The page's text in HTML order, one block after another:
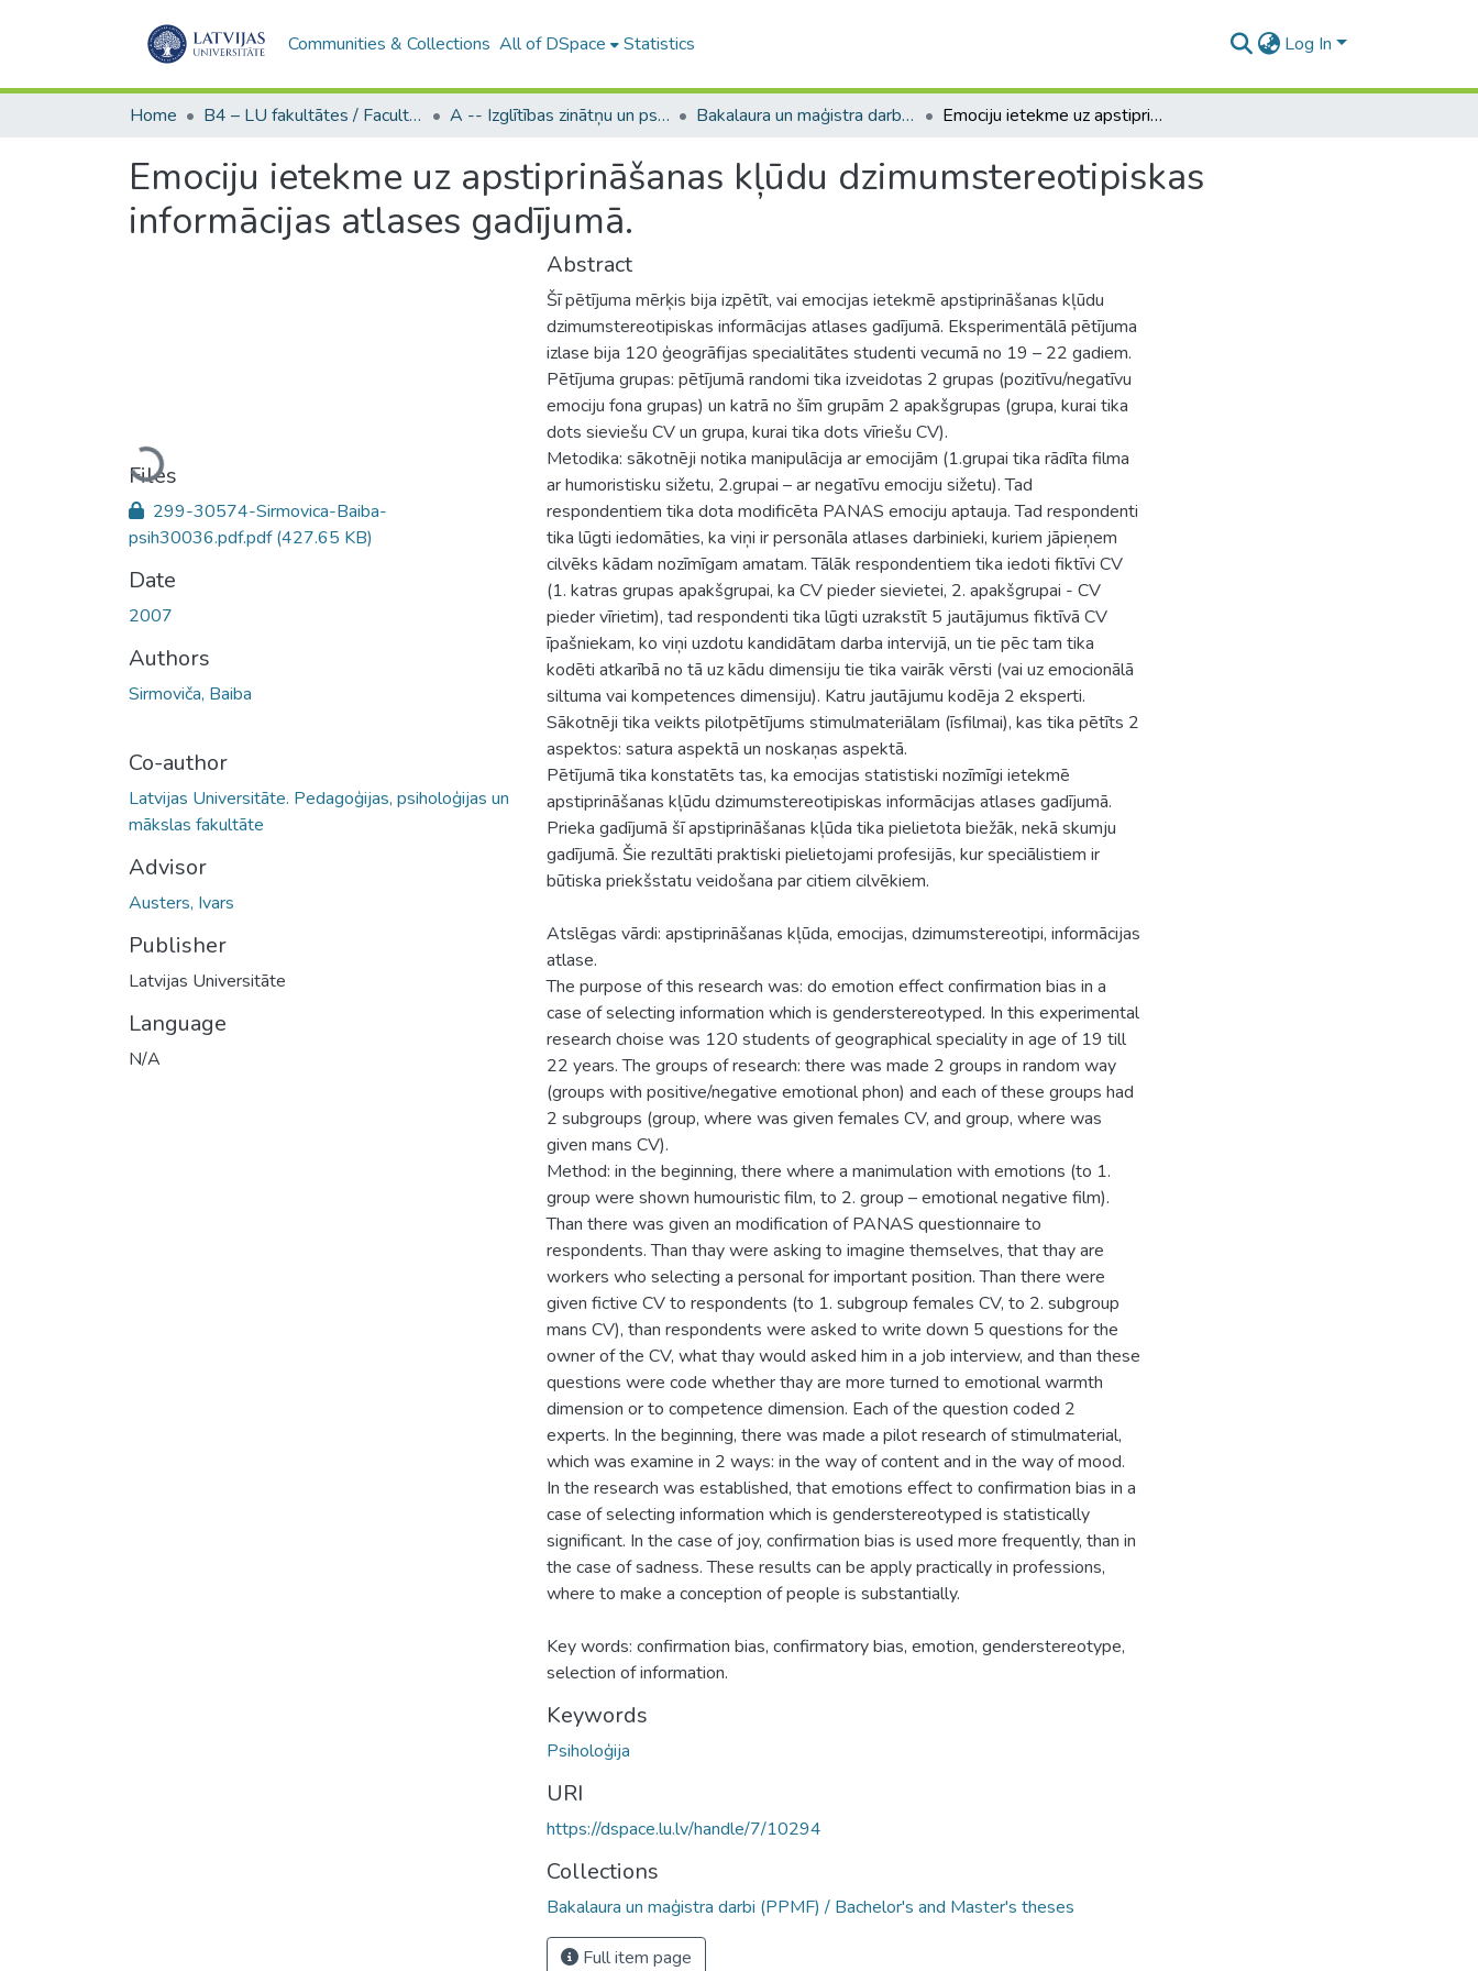
Communities & Collections All of DSpace Statistics Log In
Home B4 – LU fakultātes / Faculties of the UL A -- Izglītības zinātņu un psiholoģijas fakultāte / Faculty of Education Sciences and Psychology Bakalaura un maģistra darbi (PPMF) / Bachelor's and Master's theses Emociju ietekme uz apstiprināšanas kļūdu dzimumstereotipiskas informācijas atlases gadījumā.
Emociju ietekme uz apstiprināšanas kļūdu dzimumstereotipiskas
informācijas atlases gadījumā.
Loading...
Files
299-30574-Sirmovica-Baiba-
psih30036.pdf.pdf(427.65 KB)
Date
2007
Authors
Sirmoviča, Baiba
Co-author
Latvijas Universitāte. Pedagoģijas, psiholoģijas un
mākslas fakultāte
Advisor
Austers, Ivars
Publisher
Latvijas Universitāte
Language
N/A
Abstract
Šī pētījuma mērķis bija izpētīt, vai emocijas ietekmē apstiprināšanas kļūdu
dzimumstereotipiskas informācijas atlases gadījumā. Eksperimentālā pētījuma
izlase bija 120 ģeogrāfijas specialitātes studenti vecumā no 19 – 22 gadiem.
Pētījuma grupas: pētījumā randomi tika izveidotas 2 grupas (pozitīvu/negatīvu
emociju fona grupas) un katrā no šīm grupām 2 apakšgrupas (grupa, kurai tika
dots sieviešu CV un grupa, kurai tika dots vīriešu CV).
Metodika: sākotnēji notika manipulācija ar emocijām (1.grupai tika rādīta filma
ar humoristisku sižetu, 2.grupai – ar negatīvu emociju sižetu). Tad
respondentiem tika dota modificēta PANAS emociju aptauja. Tad respondenti
tika lūgti iedomāties, ka viņi ir personāla atlases darbinieki, kuriem jāpieņem
cilvēks kādam nozīmīgam amatam. Tālāk respondentiem tika iedoti fiktīvi CV
(1. katras grupas apakšgrupai, ka CV pieder sievietei, 2. apakšgrupai - CV
pieder vīrietim), tad respondenti tika lūgti uzrakstīt 5 jautājumus fiktīvā CV
īpašniekam, ko viņi uzdotu kandidātam darba intervijā, un tie pēc tam tika
kodēti atkarībā no tā uz kādu dimensiju tie tika vairāk vērsti (vai uz emocionālā
siltuma vai kompetences dimensiju). Katru jautājumu kodēja 2 eksperti.
Sākotnēji tika veikts pilotpētījums stimulmateriālam (īsfilmai), kas tika pētīts 2
aspektos: satura aspektā un noskaņas aspektā.
Pētījumā tika konstatēts tas, ka emocijas statistiski nozīmīgi ietekmē
apstiprināšanas kļūdu dzimumstereotipiskas informācijas atlases gadījumā.
Prieka gadījumā šī apstiprināšanas kļūda tika pielietota biežāk, nekā skumju
gadījumā. Šie rezultāti praktiski pielietojami profesijās, kur speciālistiem ir
būtiska priekšstatu veidošana par citiem cilvēkiem.
Atslēgas vārdi: apstiprināšanas kļūda, emocijas, dzimumstereotipi, informācijas
atlase.
The purpose of this research was: do emotion effect confirmation bias in a
case of selecting information which is genderstereotyped. In this experimental
research choise was 120 students of geographical speciality in age of 19 till
22 years. The groups of research: there was made 2 groups in random way
(groups with positive/negative emotional phon) and each of these groups had
2 subgroups (group, where was given females CV, and group, where was
given mans CV).
Method: in the beginning, there where a manimulation with emotions (to 1.
group were shown humouristic film, to 2. group – emotional negative film).
Than there was given an modification of PANAS questionnaire to
respondents. Than thay were asking to imagine themselves, that thay are
workers who selecting a personal for important position. Than there were
given fictive CV to respondents (to 1. subgroup females CV, to 2. subgroup
mans CV), than respondents were asked to write down 5 questions for the
owner of the CV, what thay would asked him in a job interview, and than these
questions were code whether thay are more turned to emotional warmth
dimension or to competence dimension. Each of the question coded 2
experts. In the beginning, there was made a pilot research of stimulmaterial,
which was examine in 2 ways: in the way of content and in the way of mood.
In the research was established, that emotions effect to confirmation bias in a
case of selecting information which is genderstereotyped is statistically
significant. In the case of joy, confirmation bias is used more frequently, than in
the case of sadness. These results can be apply practically in professions,
where to make a conception of people is substantially.
Key words: confirmation bias, confirmatory bias, emotion, genderstereotype,
selection of information.
Keywords
Psiholoģija
URI
https://dspace.lu.lv/handle/7/10294
Collections
Bakalaura un maģistra darbi (PPMF) / Bachelor's and Master's theses
Full item page